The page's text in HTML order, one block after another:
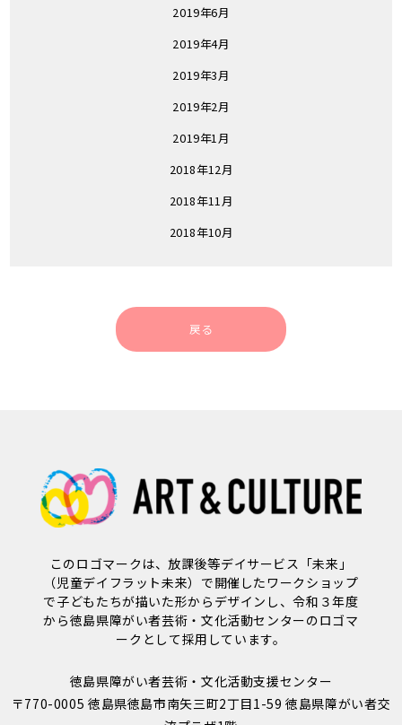
2019年6月
2019年4月
2019年3月
2019年2月
2019年1月
2018年12月
2018年11月
2018年10月
戻る
このロゴマークは、放課後等デイサービス「未来」
（児童デイフラット未来）で開催したワークショップ
で子どもたちが描いた形からデザインし、令和３年度
から徳島県障がい者芸術・文化活動センターのロゴマ
ークとして採用しています。
徳島県障がい者芸術・文化活動支援センター
〒770-0005 徳島県徳島市南矢三町2丁目1-59 徳島県障がい者交